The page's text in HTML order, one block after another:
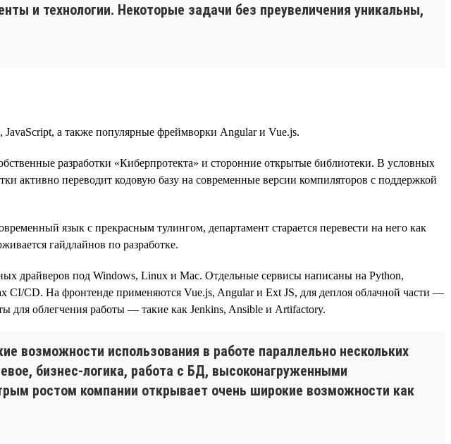
и технологии. Некоторые задачи без преувеличения уникальны,
а также популярные фреймворки Angular и Vue.js.
разработки «Киберпротекта» и сторонние открытые библиотеки. В условных
активно переводит кодовую базу на современные версии компиляторов с поддержкой
язык с прекрасным тулингом, департамент старается перевести на него как
гайдлайнов по разработке.
драйверов под Windows, Linux и Mac. Отдельные сервисы написаны на Python,
CI/CD. На фронтенде применяются Vue.js, Angular и Ext JS, для деплоя облачной части —
для облегчения работы — такие как Jenkins, Ansible и Artifactory.
возможности использования в работе параллельно нескольких
бизнес-логика, работа с БД, высоконагруженными
ростом компании открывает очень широкие возможности как